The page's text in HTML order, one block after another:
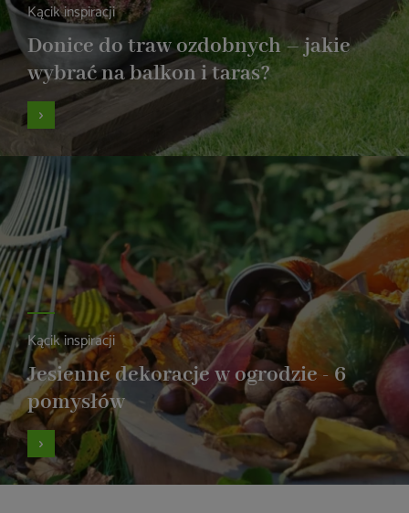
Kącik inspiracji
Donice do traw ozdobnych – jakie
wybrać na balkon i taras?
Kącik inspiracji
Jesienne dekoracje w ogrodzie - 6
pomysłów